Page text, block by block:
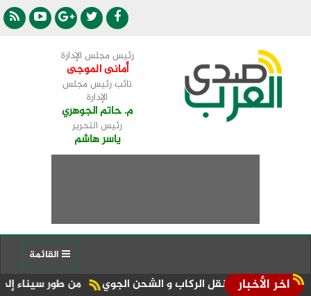
رئيس مجلس الإدارة
أمانى الموجى
نائب رئيس مجلس
الإدارة
م. حاتم الجوهري
رئيس التحرير
ياسر هاشم
اخر الأخبار من طور سيناء إلى منصة الجمهورية المركز الـ11 في نقل الركاب و الشحن الجوي